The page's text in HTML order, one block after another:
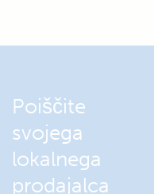
Poiščite
svojega
lokalnega
prodajalca